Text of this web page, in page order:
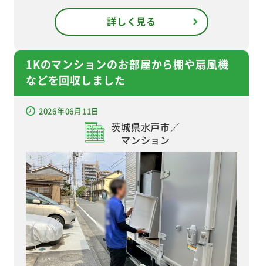
詳しく見る
1Kのマンションのお部屋から棚や扇風機
などを回収しました
2026年06月11日
茨城県水戸市／
マンション